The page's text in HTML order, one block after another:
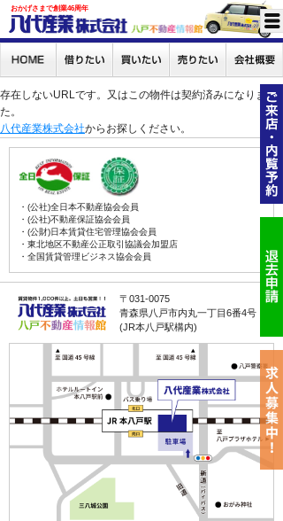
おかげさまで創業46周年
存在しないURLです。又はこの物件は契約済みになりまし
た。
八代産業株式会社からお探しください。
・(公社)全日本不動産協会会員
・(公社)不動産保証協会会員
・(公財)日本賃貸住宅管理協会会員
・東北地区不動産公正取引協議会加盟店
・全国賃貸管理ビジネス協会会員
〒031-0075
青森県八戸市内丸一丁目6番4号
(JR本八戸駅構内)